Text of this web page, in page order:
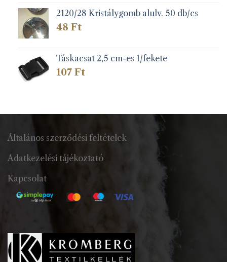
2120/28 Kristálygomb alulv. 50 db/cs
48 Ft
Táskacsat 2,5 cm-es 1/fekete
107 Ft
Általános szerződési feltételek
Adatkezelési tájékoztató
Kapcsolat